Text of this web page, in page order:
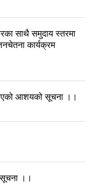
साथै समुदाय स्तरमा
कार्यक्रम
आशयको सूचना ।।
सूचना ।।